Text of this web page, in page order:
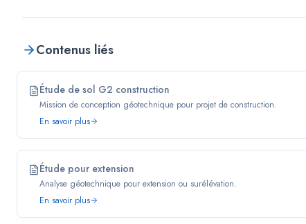
Contenus liés
Étude de sol G2 construction
Mission de conception géotechnique pour projet de construction.
En savoir plus
Étude pour extension
Analyse géotechnique pour extension ou surélévation.
En savoir plus